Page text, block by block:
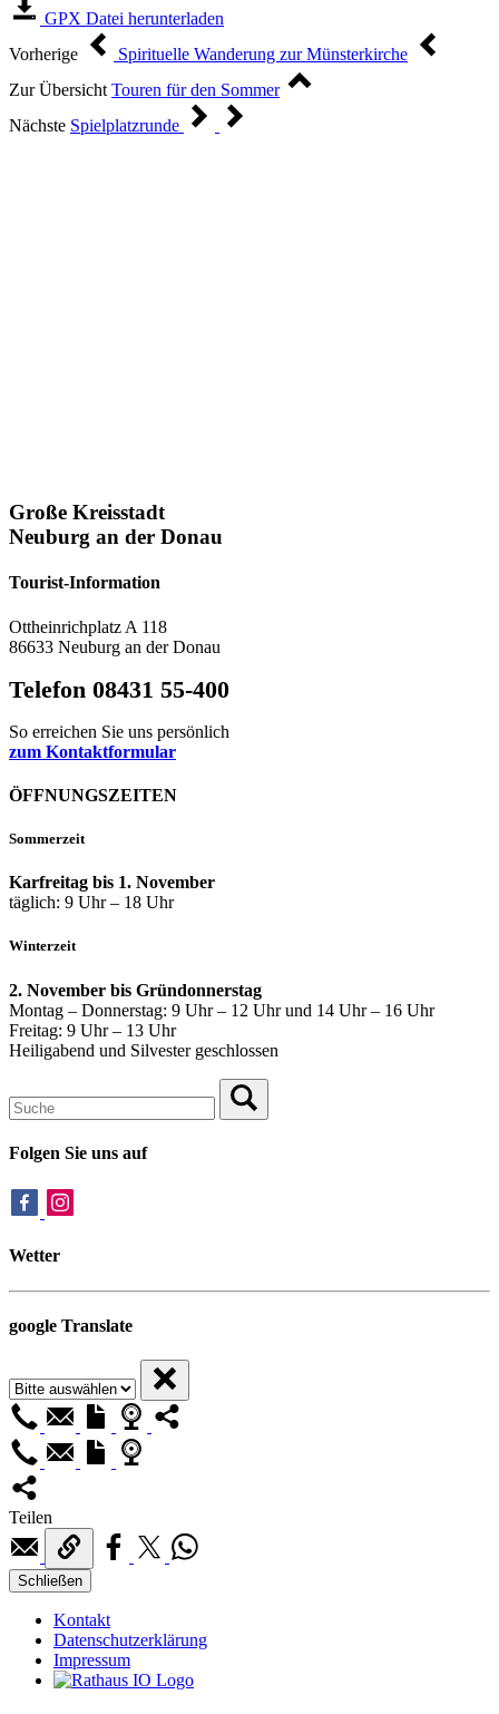
GPX Datei herunterladen
Vorherige
Spirituelle Wanderung zur Münsterkirche
Zur Übersicht Touren für den Sommer
Nächste Spielplatzrunde
Große Kreisstadt
Neuburg an der Donau
Tourist-Information
Ottheinrichplatz A 118
86633 Neuburg an der Donau
Telefon 08431 55-400
So erreichen Sie uns persönlich
zum Kontaktformular
ÖFFNUNGSZEITEN
Sommerzeit
Karfreitag bis 1. November
täglich: 9 Uhr – 18 Uhr
Winterzeit
2. November bis Gründonnerstag
Montag – Donnerstag: 9 Uhr – 12 Uhr und 14 Uhr – 16 Uhr
Freitag: 9 Uhr – 13 Uhr
Heiligabend und Silvester geschlossen
Folgen Sie uns auf
Wetter
google Translate
Teilen
Schließen
Kontakt
Datenschutzerklärung
Impressum